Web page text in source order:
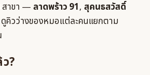
สาขา — ลาดพร้าว 91, สุคนธสวัสดิ์
ดูคิวว่างของหมอแต่ละคนแยกตาม
?